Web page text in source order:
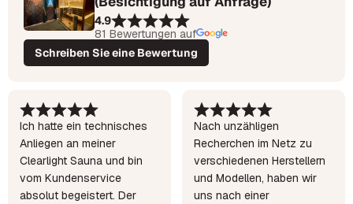
4.9
81 Bewertungen auf
Schreiben Sie eine Bewertung
Ich hatte ein technisches
Anliegen an meiner
Clearlight Sauna und bin
vom Kundenservice
absolut begeistert. Der
Nach unzähligen
Recherchen im Netz zu
verschiedenen Herstellern
und Modellen, haben wir
uns nach einer